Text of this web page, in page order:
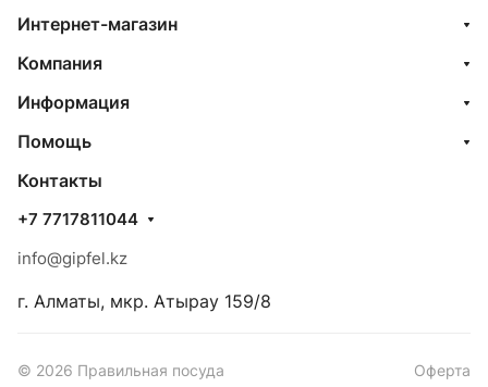
Интернет-магазин
Компания
Информация
Помощь
Контакты
+7 7717811044
info@gipfel.kz
г. Алматы, мкр. Атырау 159/8
© 2026 Правильная посуда Оферта